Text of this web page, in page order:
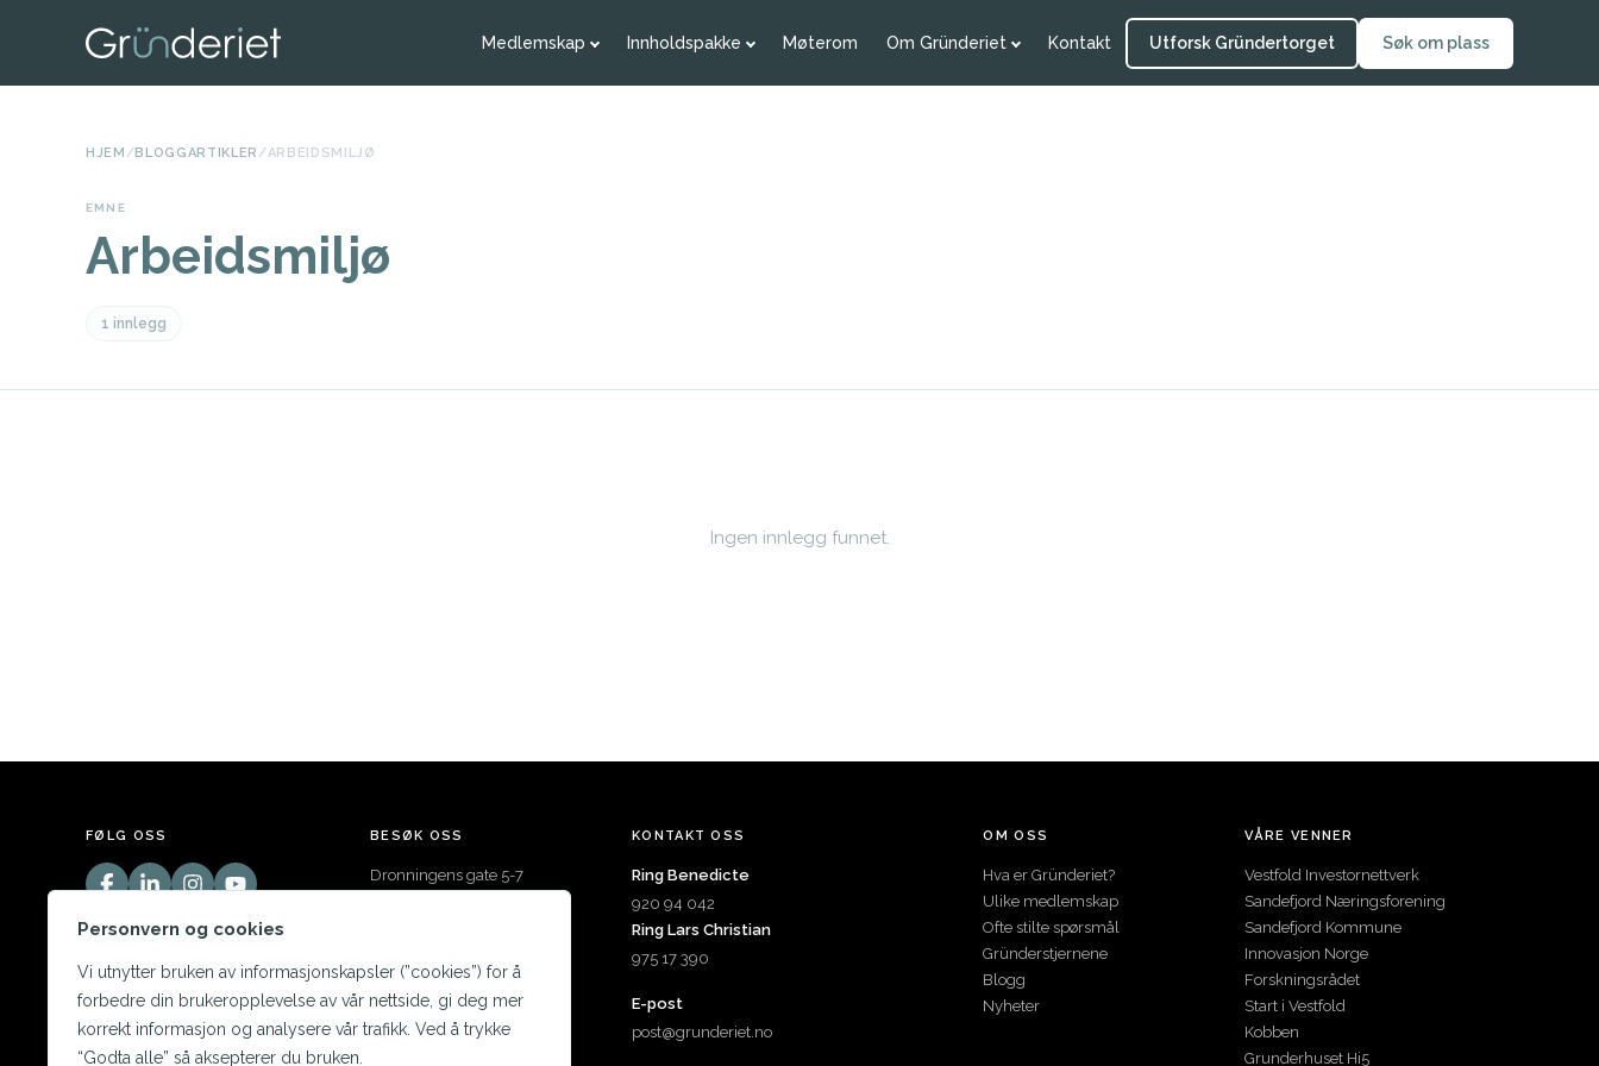
Personvern og cookies
Vi utnytter bruken av informasjonskapsler (”cookies”) for å
forbedre din brukeropplevelse av vår nettside, gi deg mer
korrekt informasjon og analysere vår trafikk. Ved å trykke
“Godta alle” så aksepterer du bruken.
Medlemskap Innholdspakke Møterom Om Gründeriet Kontakt Utforsk Gründertorget Søk om plass
HJEM /BLOGGARTIKLER /ARBEIDSMILJØ
EMNE
Arbeidsmiljø
1 innlegg
Ingen innlegg funnet.
FØLG OSS BESØK OSS
Dronningens gate 5-7
KONTAKT OSS
Ring Benedicte
920 94 042
Ring Lars Christian
975 17 390
E-post
post@grunderiet.no
OM OSS
Hva er Gründeriet?
Ulike medlemskap
Ofte stilte spørsmål
Gründerstjernene
Blogg
Nyheter
VÅRE VENNER
Vestfold Investornettverk
Sandefjord Næringsforening
Sandefjord Kommune
Innovasjon Norge
Forskningsrådet
Start i Vestfold
Kobben
Grunderhuset Hi5